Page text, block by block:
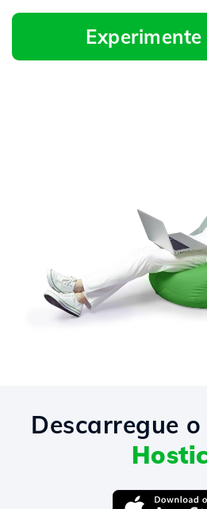
Descarregue